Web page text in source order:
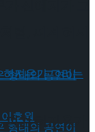
겨 허지유가